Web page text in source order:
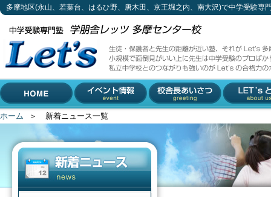
新着ニュース一覧
多摩地区(永山、若葉台、はるひ野、唐木田、京王堀之内、南大沢)で中学受験専
私立中学校とのつながりも強いのがLet'sの合格力のポイントです。
多摩地区(永山、若葉台、は
るひ野、唐木田、京王堀之
内、南大沢)で中学受験専門
塾をお探しなら
042-310-3883 (受付時間 月～土 13 : 00 ～ 19 :00)
〒206-0033 東京都多摩市落合1-5-11 小林ビル2F
ホーム ＞ 新着ニュース一覧
HOME イベント情報